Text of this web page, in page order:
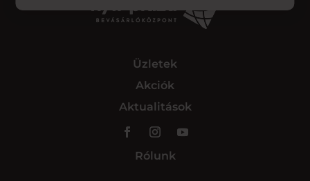
Üzletek
Akciók
Aktualitások
Rólunk